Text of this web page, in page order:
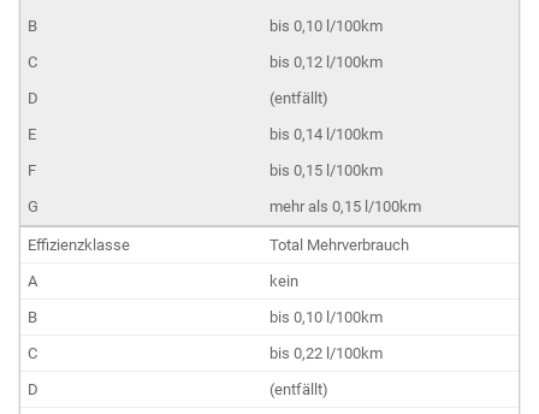
bis 0,10 l/100km
bis 0,12 l/100km
(entfällt)
bis 0,14 l/100km
bis 0,15 l/100km
mehr als 0,15 l/100km
Total Mehrverbrauch
kein
bis 0,10 l/100km
bis 0,22 l/100km
(entfällt)